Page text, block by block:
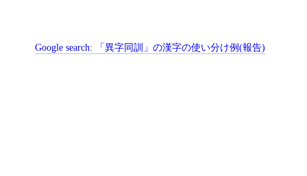
Google search: 「異字同訓」の漢字の使い分け例(報告)